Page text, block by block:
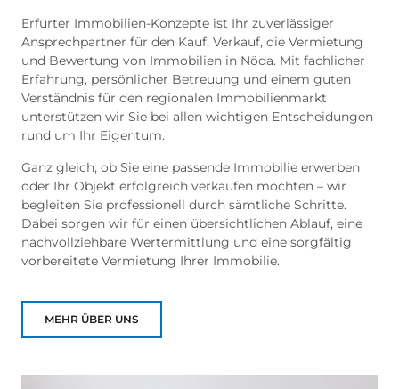
Erfurter Immobilien-Konzepte ist Ihr zuverlässiger
Ansprechpartner für den Kauf, Verkauf, die Vermietung
und Bewertung von Immobilien in Nöda. Mit fachlicher
Erfahrung, persönlicher Betreuung und einem guten
Verständnis für den regionalen Immobilienmarkt
unterstützen wir Sie bei allen wichtigen Entscheidungen
rund um Ihr Eigentum.
Ganz gleich, ob Sie eine passende Immobilie erwerben
oder Ihr Objekt erfolgreich verkaufen möchten – wir
begleiten Sie professionell durch sämtliche Schritte.
Dabei sorgen wir für einen übersichtlichen Ablauf, eine
nachvollziehbare Wertermittlung und eine sorgfältig
vorbereitete Vermietung Ihrer Immobilie.
MEHR ÜBER UNS